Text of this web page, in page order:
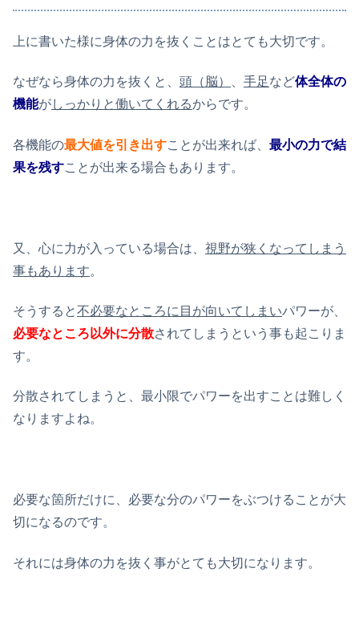
上に書いた様に身体の力を抜くことはとても大切です。
なぜなら身体の力を抜くと、 頭（脳） 、 手足など体全体の
機能がしっかりと働いてくれるからです。
各機能の最大値を引き出すことが出来れば、 最小の力で結
果を残すことが出来る場合もあります。
又、心に力が入っている場合は、 視野が狭くなってしまう
事もあります。
そうすると不必要なところに目が向いてしまいパワーが、
必要なところ以外に分散されてしまうという事も起こりま
す。
分散されてしまうと、最小限でパワーを出すことは難しく
なりますよね。
必要な箇所だけに、必要な分のパワーをぶつけることが大
切になるのです。
それには身体の力を抜く事がとても大切になります。